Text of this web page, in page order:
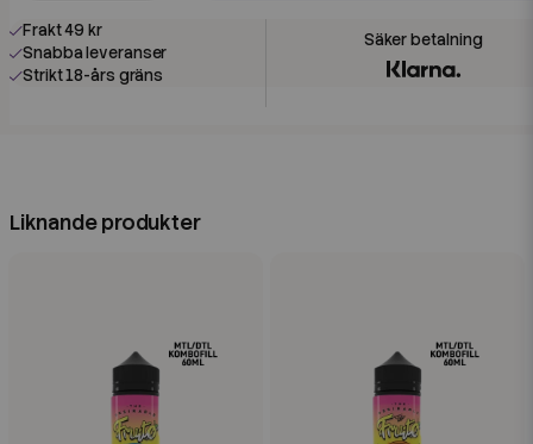
Frakt 49 kr
Snabba leveranser
Strikt 18-års gräns
Liknande produkter